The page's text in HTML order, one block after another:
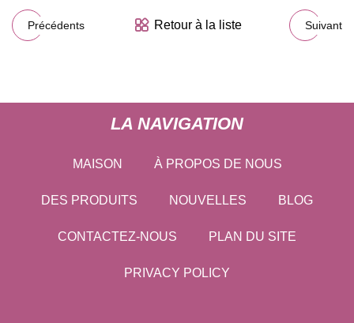
Précédents Retour à la liste Suivant
LA NAVIGATION
MAISON À PROPOS DE NOUS
DES PRODUITS NOUVELLES BLOG
CONTACTEZ-NOUS PLAN DU SITE
PRIVACY POLICY